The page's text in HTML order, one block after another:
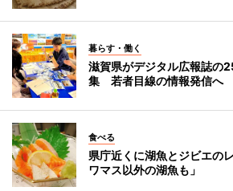
暮らす・働く
滋賀県がデジタル広報誌の
集 若者目線の情報発信へ
食べる
県庁近くに湖魚とジビエ
ワマス以外の湖魚も」